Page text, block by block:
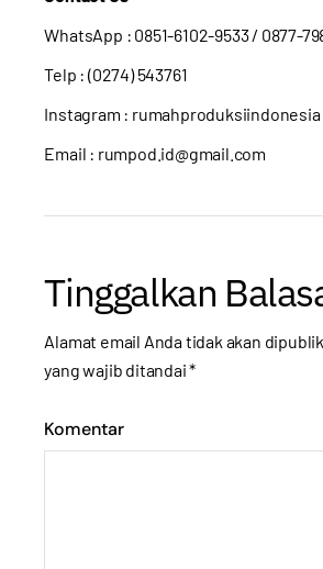
WhatsApp : 0851-6102-9533/ 0877-
Telp : (0274) 543761
Instagram : rumahproduksiindonesia
Email : rumpod.id@gmail.com
Tinggalkan
Alamat email Anda tidak akan
yang wajib ditandai*
Komentar